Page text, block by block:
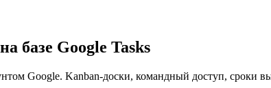
базе Google Tasks
Google. Kanban-доски, командный доступ, сроки